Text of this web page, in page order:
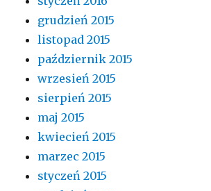
grudzień 2015
listopad 2015
październik 2015
wrzesień 2015
sierpień 2015
maj 2015
kwiecień 2015
marzec 2015
styczeń 2015